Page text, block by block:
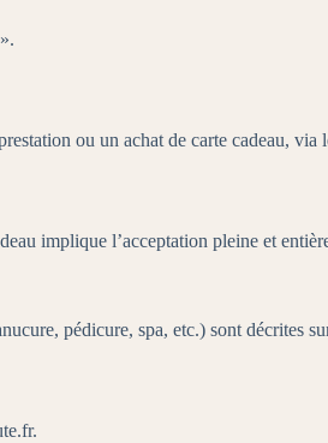
ou un achat de carte cadeau, via
implique l’acceptation pleine et
pédicure, spa, etc.) sont décrites
.